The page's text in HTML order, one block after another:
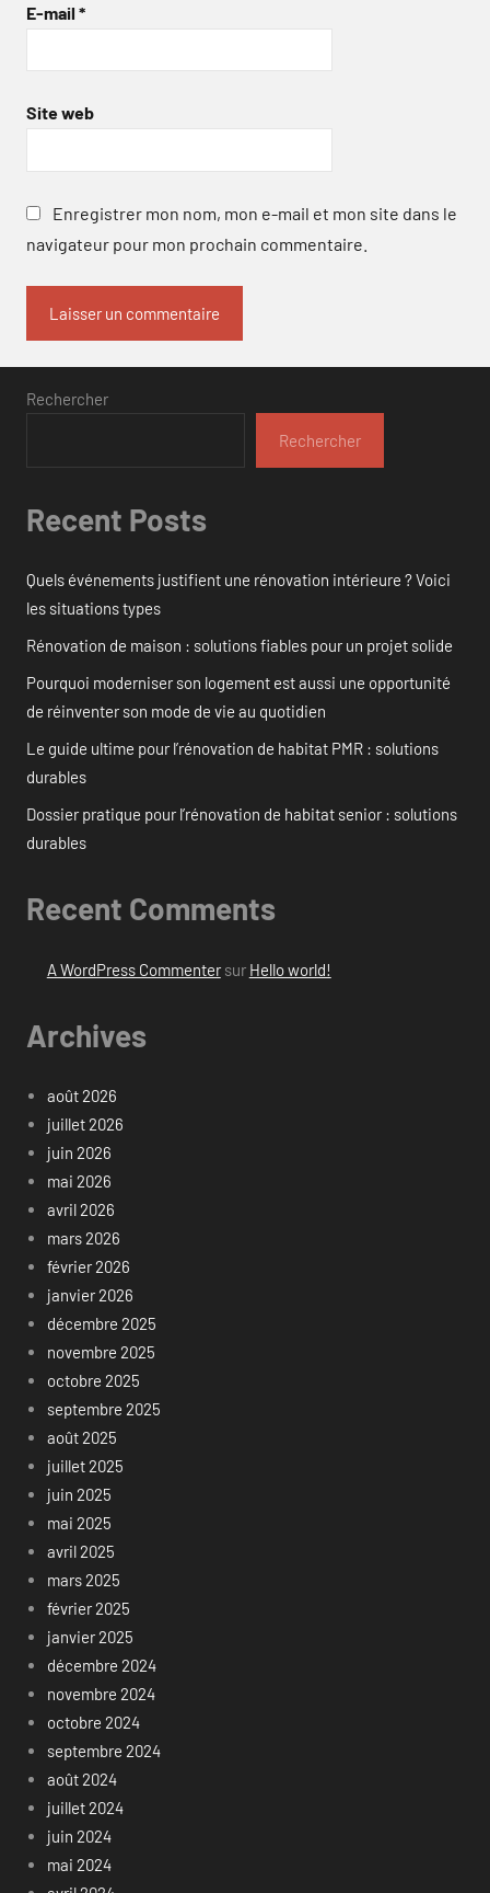
E-mail *
Site web
Enregistrer mon nom, mon e-mail et mon site dans le
navigateur pour mon prochain commentaire.
Rechercher
Rechercher
Recent Posts
Quels événements justifient une rénovation intérieure ? Voici
les situations types
Rénovation de maison : solutions fiables pour un projet solide
Pourquoi moderniser son logement est aussi une opportunité
de réinventer son mode de vie au quotidien
Le guide ultime pour l’rénovation de habitat PMR : solutions
durables
Dossier pratique pour l’rénovation de habitat senior : solutions
durables
Recent Comments
A WordPress Commentersur Hello world!
Archives
août 2026
juillet 2026
juin 2026
mai 2026
avril 2026
mars 2026
février 2026
janvier 2026
décembre 2025
novembre 2025
octobre 2025
septembre 2025
août 2025
juillet 2025
juin 2025
mai 2025
avril 2025
mars 2025
février 2025
janvier 2025
décembre 2024
novembre 2024
octobre 2024
septembre 2024
août 2024
juillet 2024
juin 2024
mai 2024